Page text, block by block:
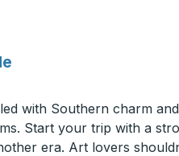
with Southern charm
Start your trip with a
era. Art lovers